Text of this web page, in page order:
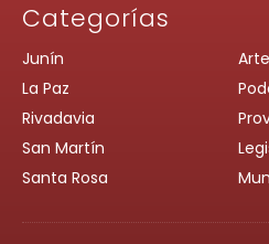
Categorías
Junín
La Paz
Rivadavia
San Martín
Santa Rosa